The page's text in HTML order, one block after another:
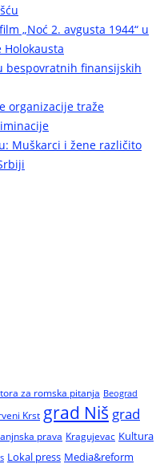
„Noć 2. avgusta 1944“ u
Holokausta
bespovratnih finansijskih
organizacije traže
Muškarci i žene različito
za romska pitanja Beograd
Krst grad Niš grad
prava Kragujevac Kultura
Lokal press Media&reform